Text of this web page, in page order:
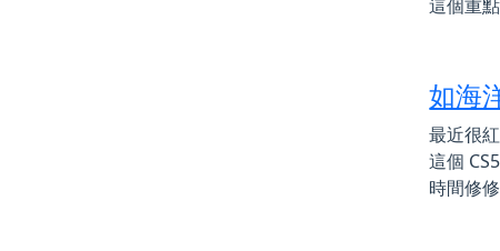
這個重點
如海
最近很
這個
時間修修